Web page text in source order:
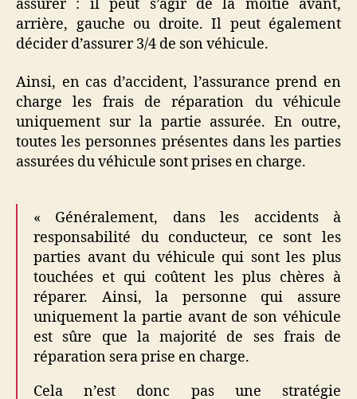
assurer : il peut s’agir de la moitié avant,
arrière, gauche ou droite. Il peut également
décider d’assurer 3/4 de son véhicule.
Ainsi, en cas d’accident, l’assurance prend en
charge les frais de réparation du véhicule
uniquement sur la partie assurée. En outre,
toutes les personnes présentes dans les parties
assurées du véhicule sont prises en charge.
« Généralement, dans les accidents à
responsabilité du conducteur, ce sont les
parties avant du véhicule qui sont les plus
touchées et qui coûtent les plus chères à
réparer. Ainsi, la personne qui assure
uniquement la partie avant de son véhicule
est sûre que la majorité de ses frais de
réparation sera prise en charge.
Cela n’est donc pas une stratégie